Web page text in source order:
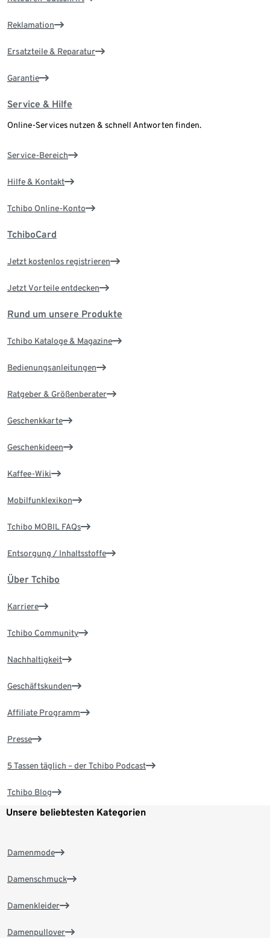
Reklamation
Ersatzteile & Reparatur
Garantie
Service & Hilfe
Online-Services nutzen & schnell Antworten finden.
Service-Bereich
Hilfe & Kontakt
Tchibo Online-Konto
TchiboCard
Jetzt kostenlos registrieren
Jetzt Vorteile entdecken
Rund um unsere Produkte
Tchibo Kataloge & Magazine
Bedienungsanleitungen
Ratgeber & Größenberater
Geschenkkarte
Geschenkideen
Kaffee-Wiki
Mobilfunklexikon
Tchibo MOBIL FAQs
Entsorgung / Inhaltsstoffe
Über Tchibo
Karriere
Tchibo Community
Nachhaltigkeit
Geschäftskunden
Affiliate Programm
Presse
5 Tassen täglich – der Tchibo Podcast
Tchibo Blog
Unsere beliebtesten Kategorien
Damenmode
Damenschmuck
Damenkleider
Damenpullover